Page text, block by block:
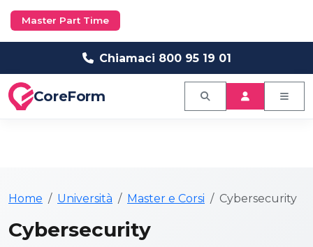
Chiamaci 800 95 19 01
CoreForm
Home Università Master e Corsi Cybersecurity
Master Part Time
Cybersecurity